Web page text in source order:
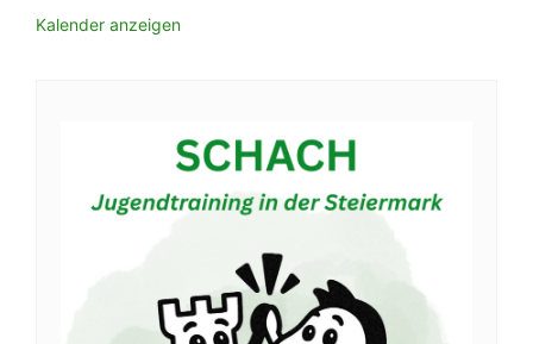
Kalender anzeigen